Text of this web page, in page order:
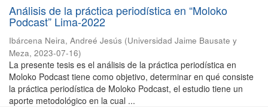
Análisis de la práctica periodística en “Moloko
Podcast” Lima-2022
Ibárcena Neira, Andreé Jesús (Universidad Jaime Bausate y
Meza, 2023-07-16)
La presente tesis es el análisis de la práctica periodística en
Moloko Podcast tiene como objetivo, determinar en qué consiste
la práctica periodística de Moloko Podcast, el estudio tiene un
aporte metodológico en la cual ...